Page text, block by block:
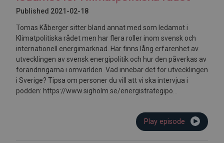
Published 2021-02-18
Tomas Kåberger sitter bland annat med som ledamot i
Klimatpolitiska rådet men har flera roller inom svensk och
internationell energimarknad. Här finns lång erfarenhet av
utvecklingen av svensk energipolitik och hur den påverkas av
förändringarna i omvärlden. Vad innebär det för utvecklingen
i Sverige? Tipsa om personer du vill att vi ska intervjua i
podden: https://www.sigholm.se/energistrategipo...
Play episode